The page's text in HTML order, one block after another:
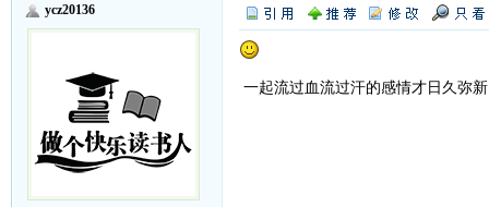
ycz20136
一起流过血流过汗的感情才日久弥